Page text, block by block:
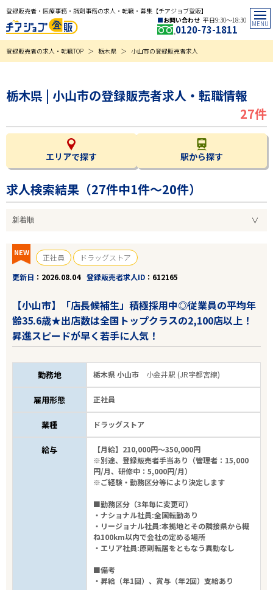
登録販売者・医療事務・調剤事務の求人・転職・募集【チアジョブ登販】
お問い合わせ 平日9:30〜18:30
0120-73-1811
登録販売者の求人・転職TOP 栃木県 小山市の登録販売者求人
栃木県 | 小山市の登録販売者求人・転職情報
27件
エリアで探す 駅から探す
求人検索結果（27件中1件～20件）
NEW 正社員
ドラッグストア
更新日
2026.08.04 登録販売者求人ID 612165
【小山市】「店長候補生」積極採用中◎従業員の平均年
齢35.6歳★出店数は全国トップクラスの2,100店以上！
昇進スピードが早く若手に人気！
勤務地 栃木県 小山市 小金井駅 (JR宇都宮線)
雇用形態 正社員
業種 ドラッグストア
給与
【月給】210,000円～350,000円
※別途、登録販売者手当あり（管理者：15,000
円/月、研修中：5,000円/月）
※ご経験・勤務区分等により決定します
■勤務区分（3年毎に変更可）
・ナショナル社員:全国転勤あり
・リージョナル社員:本拠地とその隣接県から概
ね100km以内で会社の定める場所
・エリア社員:原則転居をともなう異動なし
■備考
・昇給（年1回）、賞与（年2回）支給あり